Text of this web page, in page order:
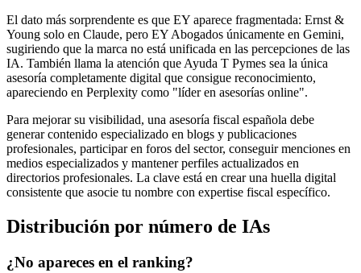
El dato más sorprendente es que EY aparece fragmentada: Ernst &
Young solo en Claude, pero EY Abogados únicamente en Gemini,
sugiriendo que la marca no está unificada en las percepciones de las
IA. También llama la atención que Ayuda T Pymes sea la única
asesoría completamente digital que consigue reconocimiento,
apareciendo en Perplexity como "líder en asesorías online".
Para mejorar su visibilidad, una asesoría fiscal española debe
generar contenido especializado en blogs y publicaciones
profesionales, participar en foros del sector, conseguir menciones en
medios especializados y mantener perfiles actualizados en
directorios profesionales. La clave está en crear una huella digital
consistente que asocie tu nombre con expertise fiscal específico.
Distribución por número de IAs
¿No apareces en el ranking?